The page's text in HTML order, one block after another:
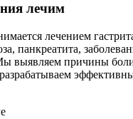
лечим
лечением
панкреатита,
выявляем причины